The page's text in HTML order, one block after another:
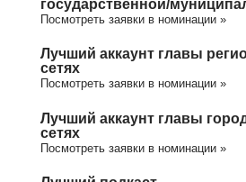
государственной/
Посмотреть заявки в номинации »
Лучший аккаунт главы
сетях
Посмотреть заявки в номинации »
Лучший аккаунт главы
сетях
Посмотреть заявки в номинации »